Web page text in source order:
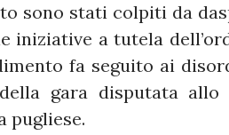
sono stati colpiti da
iniziative a tutela
fa seguito ai
gara disputata
pugliese.